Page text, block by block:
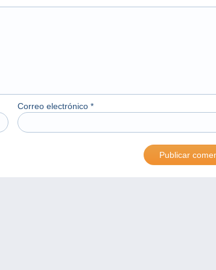
Correo electrónico *